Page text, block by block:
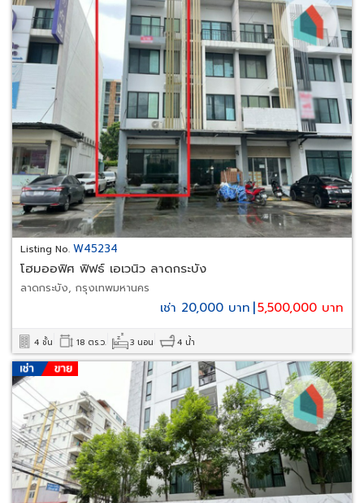
Listing No. W45234
โฮมออฟิศ ฟิฟธ์ เอเวนิว ลาดกระบัง
ลาดกระบัง, กรุงเทพมหานคร
5,500,000 บาท
|
เช่า 20,000 บาท
4 ชั้น 18 ตร.ว. 3 นอน 4 น้ำ